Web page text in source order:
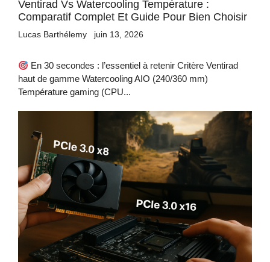
Ventirad Vs Watercooling Température :
Comparatif Complet Et Guide Pour Bien Choisir
Lucas Barthélemy juin 13, 2026
En 30 secondes : l’essentiel à retenir Critère Ventirad
haut de gamme Watercooling AIO (240/360 mm)
Température gaming (CPU...